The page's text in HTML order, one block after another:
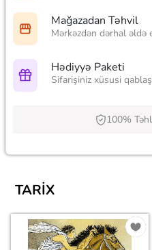
Mağazadan Təhvil
Mərkəzdən dərhal əldə
Hədiyyə Paketi
Sifarişiniz xüsusi
100%
TARIX